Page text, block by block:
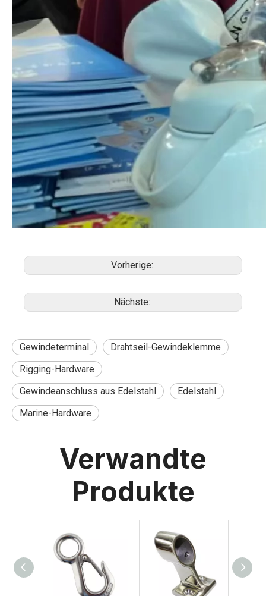
Vorherige:
Nächste:
Gewindeterminal
Drahtseil-Gewindeklemme
Rigging-Hardware
Gewindeanschluss aus Edelstahl
Edelstahl
Marine-Hardware
Verwandte
Produkte